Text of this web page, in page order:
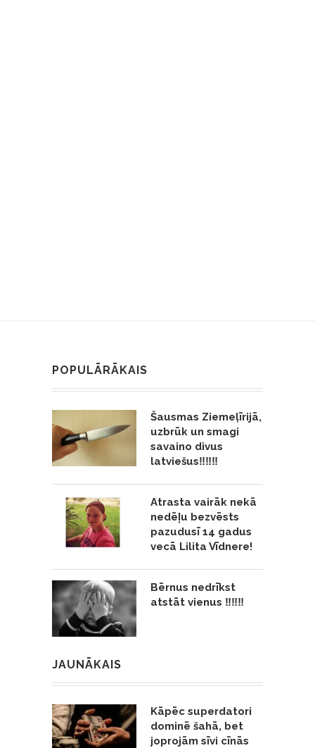
POPULĀRĀKAIS
Šausmas Ziemeļīrijā,
uzbrūk un smagi
savaino divus
latviešus‼️‼️‼️
Atrasta vairāk nekā
nedēļu bezvēsts
pazudusī 14 gadus
vecā Lilita Vīdnere!
Bērnus nedrīkst
atstāt vienus ‼️‼️‼️
JAUNĀKAIS
Kāpēc superdatori
dominē šahā, bet
joprojām sīvi cīnās